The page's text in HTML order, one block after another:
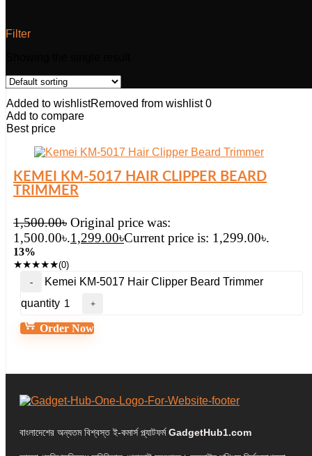
Filter
Added to wishlistRemoved from wishlist 0
Add to compare
Best price
KEMEI KM-5017 HAIR CLIPPER BEARD
TRIMMER
1,500.00৳ Original price was:
1,500.00৳.1,299.00৳Current price is: 1,299.00৳.
13%
★★★★★(0)
Kemei KM-5017 Hair Clipper Beard Trimmer
quantity
Order Now
বাংলাদেশের অন্যতম বিশ্বস্ত ই-কমার্স প্ল্যাটফর্মGadgetHub1.com